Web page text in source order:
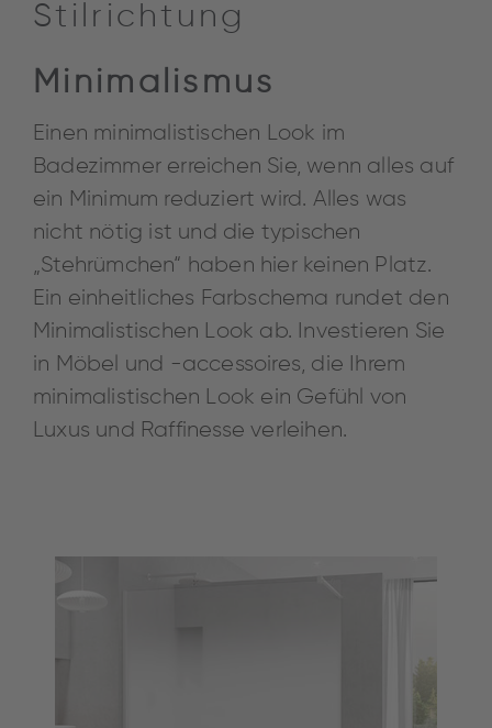
Stilrichtung
Minimalismus
Einen minimalistischen Look im
Badezimmer erreichen Sie, wenn alles auf
ein Minimum reduziert wird. Alles was
nicht nötig ist und die typischen
„Stehrümchen“ haben hier keinen Platz.
Ein einheitliches Farbschema rundet den
Minimalistischen Look ab. Investieren Sie
in Möbel und -accessoires, die Ihrem
minimalistischen Look ein Gefühl von
Luxus und Raffinesse verleihen.